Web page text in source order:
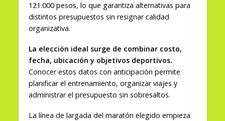
121.000 pesos, lo que garantiza alternativas para
distintos presupuestos sin resignar calidad
organizativa.
La elección ideal surge de combinar costo,
fecha, ubicación y objetivos deportivos.
Conocer estos datos con anticipación permite
planificar el entrenamiento, organizar viajes y
administrar el presupuesto sin sobresaltos.
La línea de largada del maratón elegido empieza